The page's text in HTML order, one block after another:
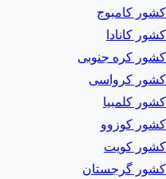
کشور کامبوج
کشور کانادا
کشور کره جنوبی
کشور کرواسی
کشور کلمبیا
کشور کوزوو
کشور کویت
کشور گرجستان